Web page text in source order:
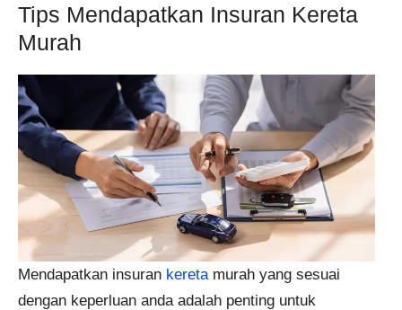
Tips Mendapatkan Insuran Kereta
Murah
Mendapatkan insuran keretamurah yang sesuai
dengan keperluan anda adalah penting untuk